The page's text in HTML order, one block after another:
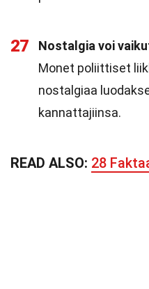
27
Nostalgia voi
Monet poliittiset
nostalgiaa
kannattajiinsa.
READ ALSO: 28